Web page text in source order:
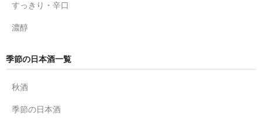
すっきり・辛口
濃醇
季節の日本酒一覧
秋酒
季節の日本酒